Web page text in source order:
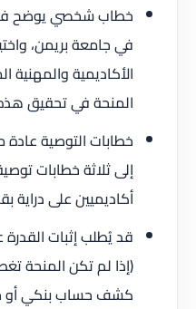
خطاب شخصي يوضح
في جامعة بريمن،
الأكاديمية
المنحة في تحقيق
خطابات التوصية
إلى ثلاثة خطابات
أكاديميين على دراية
قد يُطلب إثبات
(إذا لم تكن المنحة
كشف حساب بنكي أو